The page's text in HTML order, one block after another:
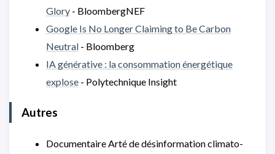
Glory - BloombergNEF
Google Is No Longer Claiming to Be Carbon
Neutral - Bloomberg
IA générative : la consommation énergétique
explose - Polytechnique Insight
Autres
Documentaire Arté de désinformation climato-